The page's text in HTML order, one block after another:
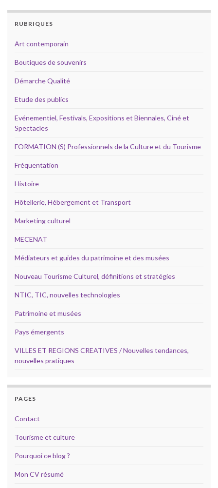
RUBRIQUES
Art contemporain
Boutiques de souvenirs
Démarche Qualité
Etude des publics
Evénementiel, Festivals, Expositions et Biennales, Ciné et
Spectacles
FORMATION (S) Professionnels de la Culture et du Tourisme
Fréquentation
Histoire
Hôtellerie, Hébergement et Transport
Marketing culturel
MECENAT
Médiateurs et guides du patrimoine et des musées
Nouveau Tourisme Culturel, définitions et stratégies
NTIC, TIC, nouvelles technologies
Patrimoine et musées
Pays émergents
VILLES ET REGIONS CREATIVES / Nouvelles tendances,
nouvelles pratiques
PAGES
Contact
Tourisme et culture
Pourquoi ce blog ?
Mon CV résumé